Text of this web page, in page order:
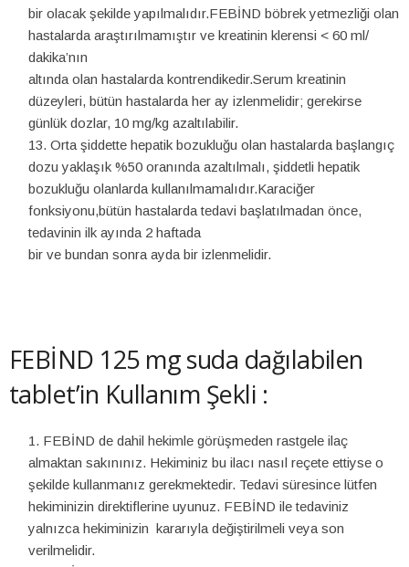
bir olacak şekilde yapılmalıdır.FEBİND böbrek yetmezliği olan
hastalarda araştırılmamıştır ve kreatinin klerensi < 60 ml/
dakika’nın
altında olan hastalarda kontrendikedir.Serum kreatinin
düzeyleri, bütün hastalarda her ay izlenmelidir; gerekirse
günlük dozlar, 10 mg/kg azaltılabilir.
Orta şiddette hepatik bozukluğu olan hastalarda başlangıç
dozu yaklaşık %50 oranında azaltılmalı, şiddetli hepatik
bozukluğu olanlarda kullanılmamalıdır.Karaciğer
fonksiyonu,bütün hastalarda tedavi başlatılmadan önce,
tedavinin ilk ayında 2 haftada
bir ve bundan sonra ayda bir izlenmelidir.
FEBİND 125 mg suda dağılabilen
tablet’in Kullanım Şekli :
FEBİND de dahil hekimle görüşmeden rastgele ilaç
almaktan sakınınız. Hekiminiz bu ilacı nasıl reçete ettiyse o
şekilde kullanmanız gerekmektedir. Tedavi süresince lütfen
hekiminizin direktiflerine uyunuz. FEBİND ile tedaviniz
yalnızca hekiminizin kararıyla değiştirilmeli veya son
verilmelidir.